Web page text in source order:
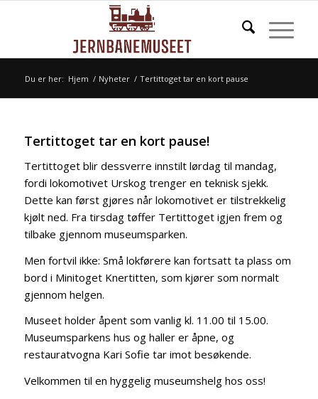
Du er her: Hjem / Nyheter / Tertittoget tar en kort pause
Tertittoget tar en kort pause!
Tertittoget blir dessverre innstilt lørdag til mandag,
fordi lokomotivet Urskog trenger en teknisk sjekk.
Dette kan først gjøres når lokomotivet er tilstrekkelig
kjølt ned. Fra tirsdag tøffer Tertittoget igjen frem og
tilbake gjennom museumsparken.
Men fortvil ikke: Små lokførere kan fortsatt ta plass om
bord i Minitoget Knertitten, som kjører som normalt
gjennom helgen.
Museet holder åpent som vanlig kl. 11.00 til 15.00.
Museumsparkens hus og haller er åpne, og
restauratvogna Kari Sofie tar imot besøkende.
Velkommen til en hyggelig museumshelg hos oss!